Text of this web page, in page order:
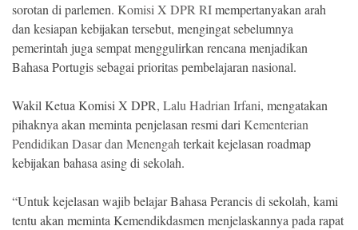
©
2026
All
Right
Reserved
sorotan di parlemen. Komisi X DPR RImempertanyakan arah
dan kesiapan kebijakan tersebut, mengingat sebelumnya
pemerintah juga sempat menggulirkan rencana menjadikan
Bahasa Portugis sebagai prioritas pembelajaran nasional.
Wakil Ketua Komisi X DPR, Lalu Hadrian Irfani, mengatakan
pihaknya akan meminta penjelasan resmi dariKementerian
Pendidikan Dasar dan Menengahterkait kejelasan roadmap
kebijakan bahasa asing di sekolah.
“Untuk kejelasan wajib belajar Bahasa Perancis di sekolah, kami
tentu akan meminta Kemendikdasmen menjelaskannya pada rapat